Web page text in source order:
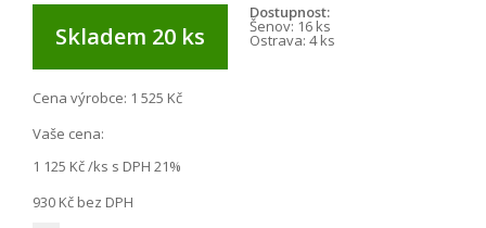
Skladem 20 ks
Dostupnost:
Šenov: 16 ks
Ostrava: 4 ks
Cena výrobce: 1 525 Kč
Vaše cena:
1 125 Kč/ks s DPH 21%
930 Kč bez DPH